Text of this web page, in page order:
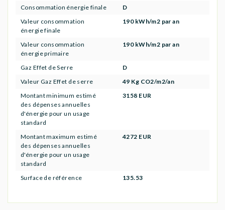
Consommation énergie finale
D
Valeur consommation
énergie finale
190 kWh/m2 par an
Valeur consommation
énergie primaire
190 kWh/m2 par an
Gaz Effet de Serre
D
Valeur Gaz Effet de serre
49 Kg CO2/m2/an
Montant minimum estimé
des dépenses annuelles
d'énergie pour un usage
standard
3158 EUR
Montant maximum estimé
des dépenses annuelles
d'énergie pour un usage
standard
4272 EUR
Surface de référence 135.53